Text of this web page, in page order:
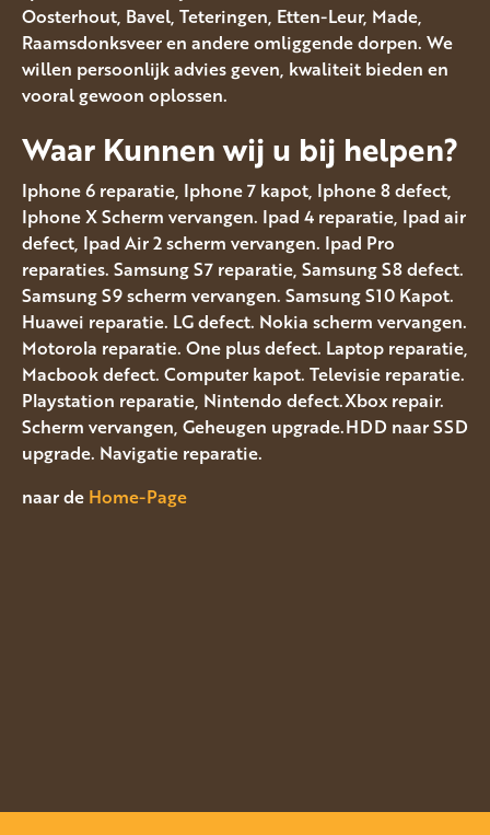
Oosterhout, Bavel, Teteringen, Etten-Leur, Made,
Raamsdonksveer en andere omliggende dorpen. We
willen persoonlijk advies geven, kwaliteit bieden en
vooral gewoon oplossen.
Waar Kunnen wij u bij helpen?
Iphone 6 reparatie, Iphone 7 kapot, Iphone 8 defect,
Iphone X Scherm vervangen. Ipad 4 reparatie, Ipad air
defect, Ipad Air 2 scherm vervangen. Ipad Pro
reparaties. Samsung S7 reparatie, Samsung S8 defect.
Samsung S9 scherm vervangen. Samsung S10 Kapot.
Huawei reparatie. LG defect. Nokia scherm vervangen.
Motorola reparatie. One plus defect. Laptop reparatie,
Macbook defect. Computer kapot. Televisie reparatie.
Playstation reparatie, Nintendo defect.Xbox repair.
Scherm vervangen, Geheugen upgrade.HDD naar SSD
upgrade. Navigatie reparatie.
naar de Home-Page